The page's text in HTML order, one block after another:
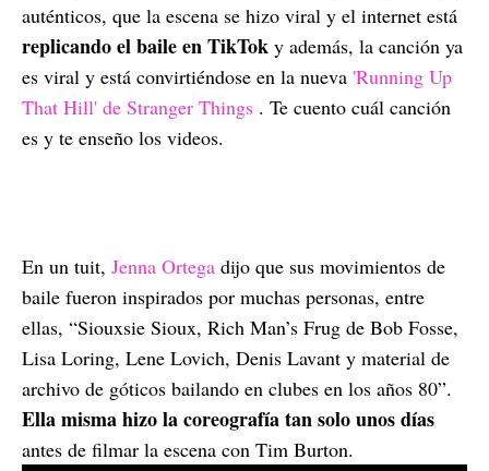
auténticos, que la escena se hizo viral y el internet está
replicando el baile en TikTok y además, la canción ya
es viral y está convirtiéndose en la nueva 'Running Up
That Hill' de Stranger Things . Te cuento cuál canción
es y te enseño los videos.
En un tuit, Jenna Ortega dijo que sus movimientos de
baile fueron inspirados por muchas personas, entre
ellas, “Siouxsie Sioux, Rich Man’s Frug de Bob Fosse,
Lisa Loring, Lene Lovich, Denis Lavant y material de
archivo de góticos bailando en clubes en los años 80”.
Ella misma hizo la coreografía tan solo unos días
antes de filmar la escena con Tim Burton.